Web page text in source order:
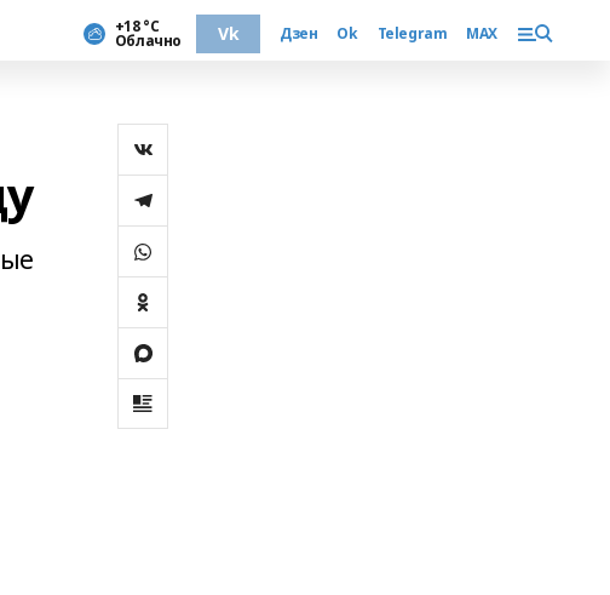
+18 °С
Облачно Vk Дзен Ok Telegram MAX